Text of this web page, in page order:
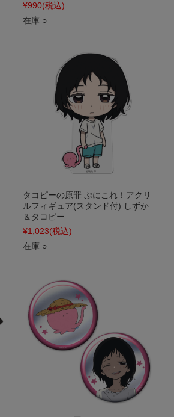
¥990(税込)
在庫 ○
タコピーの原罪 ぷにこれ！アクリ
ルフィギュア(スタンド付) しずか
＆タコピー
¥1,023(税込)
在庫 ○